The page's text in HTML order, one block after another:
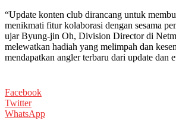
“Update konten club dirancang untuk
menikmati fitur kolaborasi dengan sesama
ujar Byung-jin Oh, Division Director di
melewatkan hadiah yang melimpah dan
mendapatkan angler terbaru dari update dan
Facebook
Twitter
WhatsApp